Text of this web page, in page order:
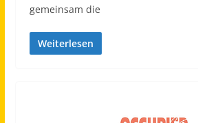
gemeinsam die
Weiterlesen